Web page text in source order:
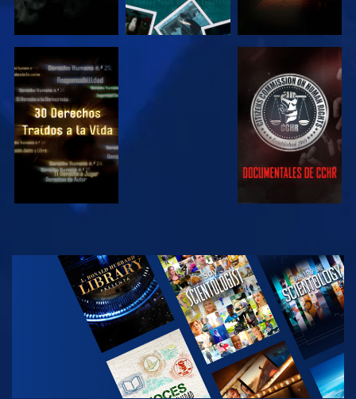
VE VE
VE
EXPLORA LAS
SERIES